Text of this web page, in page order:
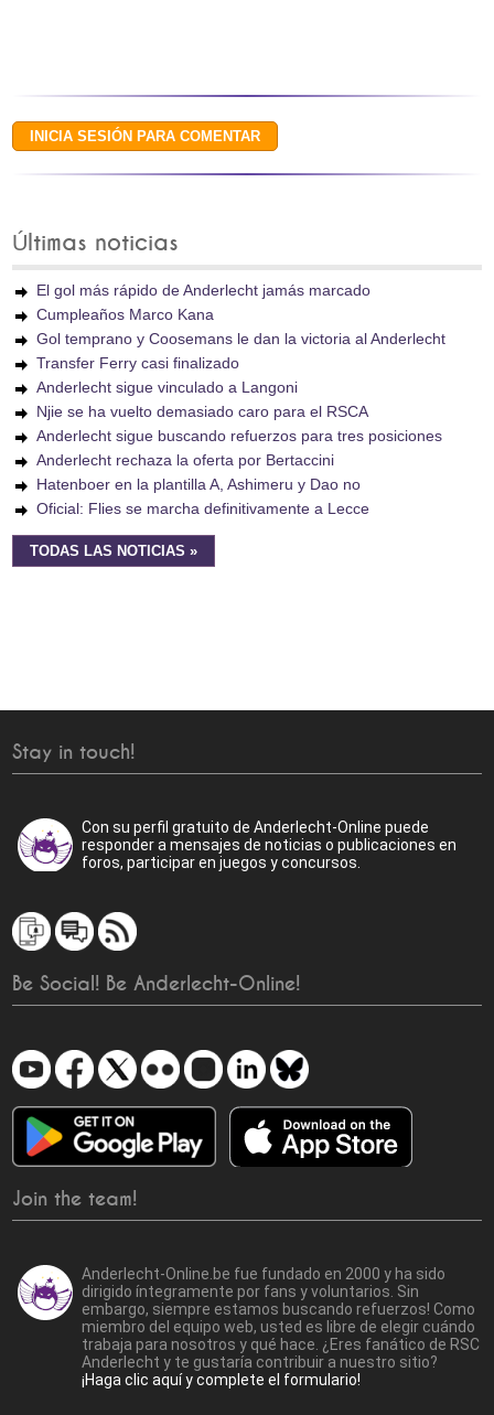
Últimas noticias
El gol más rápido de Anderlecht jamás marcado
Cumpleaños Marco Kana
Gol temprano y Coosemans le dan la victoria al Anderlecht
Transfer Ferry casi finalizado
Anderlecht sigue vinculado a Langoni
Njie se ha vuelto demasiado caro para el RSCA
Anderlecht sigue buscando refuerzos para tres posiciones
Anderlecht rechaza la oferta por Bertaccini
Hatenboer en la plantilla A, Ashimeru y Dao no
Oficial: Flies se marcha definitivamente a Lecce
TODAS LAS NOTICIAS »
Stay in touch!
Con su perfil gratuito de Anderlecht-Online puede
responder a mensajes de noticias o publicaciones en
foros, participar en juegos y concursos.
Be Social! Be Anderlecht-Online!
Join the team!
Anderlecht-Online.be fue fundado en 2000 y ha sido
dirigido íntegramente por fans y voluntarios. Sin
embargo, siempre estamos buscando refuerzos! Como
miembro del equipo web, usted es libre de elegir cuándo
trabaja para nosotros y qué hace. ¿Eres fanático de RSC
Anderlecht y te gustaría contribuir a nuestro sitio?
¡Haga clic aquí y complete el formulario!